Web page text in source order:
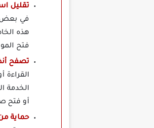
تقليل
في بعض
هذه
فتح
تصفح
الخدمة
أو فتح
حماية